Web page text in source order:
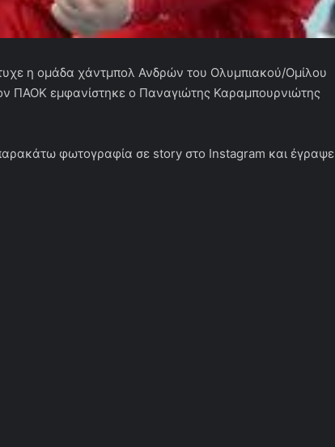
η ομάδα χάντμπολ Ανδρών του Ολυμπιακού/Ομίλου
ΠΑΟΚ εμφανίστηκε ο Παναγιώτης Καραμπουρνιώτης
φωτογραφία σε story στο Instagram και έγραψε